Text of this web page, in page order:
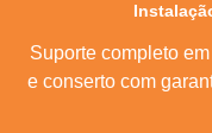
Suporte completo
e conserto com